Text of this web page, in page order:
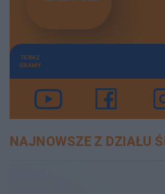
TERAZ
GRAMY
NAJNOWSZE Z DZIAŁU